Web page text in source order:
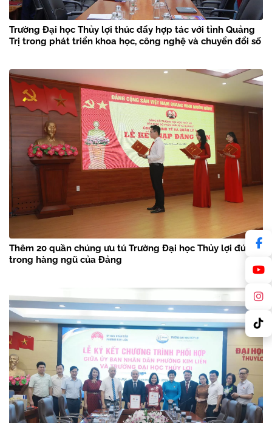
Trường Đại học Thủy lợi thúc đẩy hợp tác với tỉnh Quảng
Trị trong phát triển khoa học, công nghệ và chuyển đổi số
Thêm 20 quần chúng ưu tú Trường Đại học Thủy lợi đứng
trong hàng ngũ của Đảng